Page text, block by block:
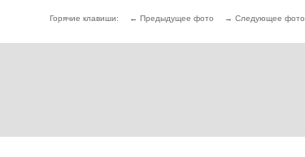
Горячие клавиши: ← Предыдущее фото → Следующее фото